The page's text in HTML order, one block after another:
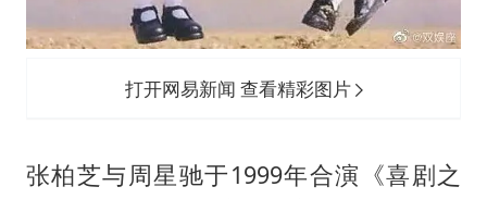
打开网易新闻 查看精彩图片
张柏芝与周星驰于1999年合演《喜剧之